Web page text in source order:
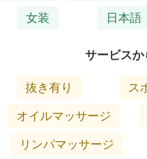
女装
日本語
サービス
抜き有り
ス
オイルマッサージ
リンパマッサージ